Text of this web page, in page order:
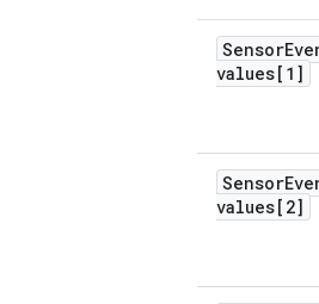
Sensor
values[1]
Sensor
values[2]